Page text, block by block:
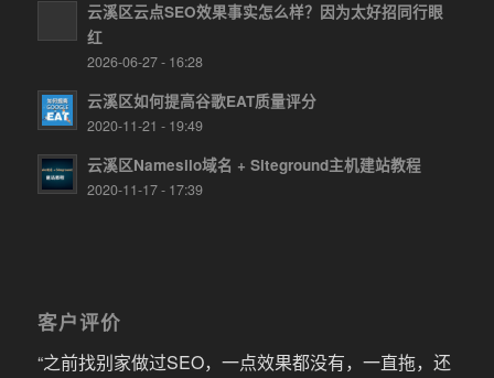
云溪区云点SEO效果事实怎么样？因为太好招同行眼
红
2026-06-27 - 16:28
云溪区如何提高谷歌EAT质量评分
2020-11-21 - 19:49
云溪区Namesilo域名 + Siteground主机建站教程
2020-11-17 - 17:39
客户评价
“之前找别家做过SEO，一点效果都没有，一直拖，还